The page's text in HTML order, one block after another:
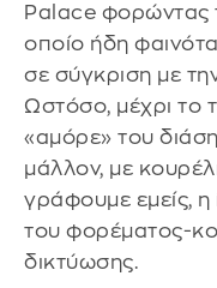
Palace φορώντας
οποίο ήδη
σε σύγκριση με
Ωστόσο, μέχρι το
«αμόρε» του
μάλλον, με
γράφουμε εμείς,
του φορέματος-
δικτύωσης.